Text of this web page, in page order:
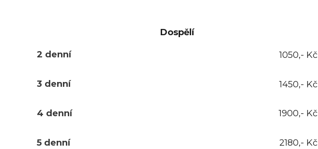
Dospělí
2 denní 1050,- Kč
3 denní 1450,- Kč
4 denní 1900,- Kč
5 denní 2180,- Kč